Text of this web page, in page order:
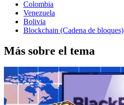
Colombia
Venezuela
Bolivia
Blockchain (Cadena de bloques)
Más sobre el tema